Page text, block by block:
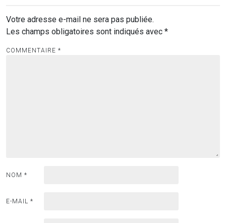
Votre adresse e-mail ne sera pas publiée.
Les champs obligatoires sont indiqués avec *
COMMENTAIRE *
NOM *
E-MAIL *